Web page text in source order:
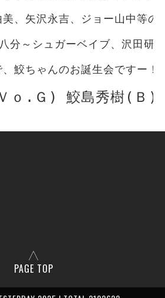
、矢沢永吉、ジョー山中等
分～シュガーベイブ、沢田研
鮫ちゃんのお誕生会ですー！
ｏ.Ｇ) 鮫島秀樹(Ｂ
PAGE TOP